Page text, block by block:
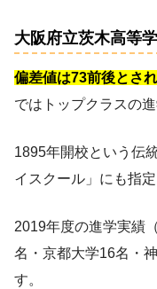
大阪府立茨木高等
偏差値は73前後とさ
ではトップクラスの
1895年開校という伝
イスクール」にも指定
2019年度の進学実績
名・京都大学16名・
す。